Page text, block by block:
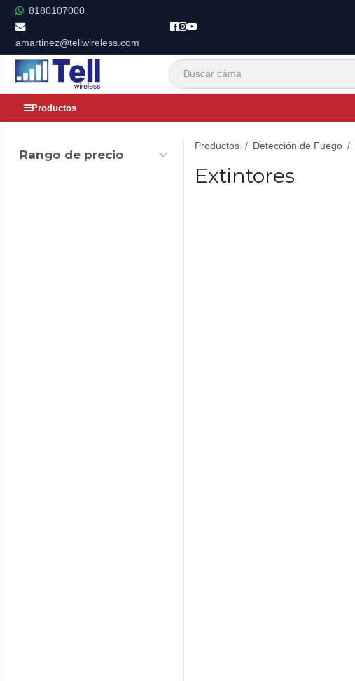
Ir al contenido
8180107000
amartinez@tellwireless.com
Productos
Rango de precio
Productos Detección de Fuego
Extintores